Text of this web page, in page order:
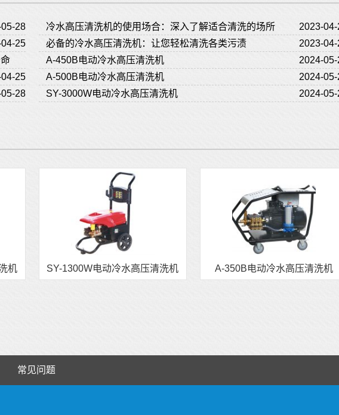
28 冷水高压清洗机的使用场合：深入了解适合清洗的场所
2023-
25 必备的冷水高压清洗机：让您轻松清洗各类污渍
2023-
28
A-450B电动冷水高压清洗机
2024-
25 A-500B电动冷水高压清洗机
2024-
28 SY-3000W电动冷水高压清洗机 2024-
机 SY-1300W电动冷水高压清洗机 A-350B电动冷水高压清洗机
常见问题